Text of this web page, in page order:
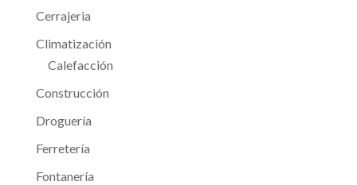
Cerrajeria
Climatización
Calefacción
Construcción
Droguería
Ferretería
Fontanería